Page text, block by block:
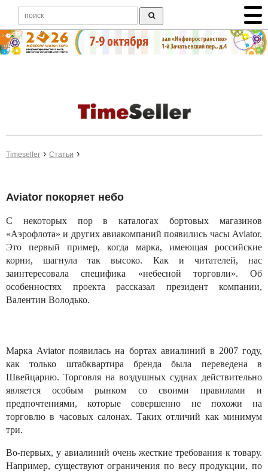
Timeseller Статьи
Aviator покоряет небо
С некоторых пор в каталогах бортовых магазинов
«Аэрофлота» и других авиакомпаний появились часы Aviator.
Это первый пример, когда марка, имеющая российские
корни, шагнула так высоко. Как и читателей, нас
заинтересовала специфика «небесной торговли». Об
особенностях проекта рассказал президент компании,
Валентин Володько.
Марка Aviator появилась на бортах авиалиний в 2007 году,
как только штабквартира бренда была переведена в
Швейцарию. Торговля на воздушных суднах действительно
является особым рынком со своими правилами и
предпочтениями, которые совершенно не похожи на
торговлю в часовых салонах. Таких отличий как минимум
три.
Во-первых, у авиалиний очень жесткие требования к товару.
Например, существуют ограничения по весу продукции, по